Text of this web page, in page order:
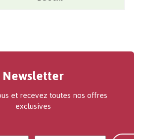
Newsletter
et recevez toutes nos offres
exclusives